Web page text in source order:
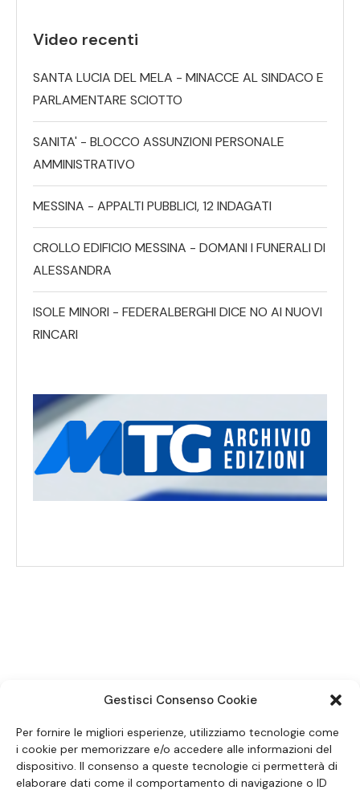
Gestisci Consenso Cookie
Per fornire le migliori esperienze, utilizziamo tecnologie come
i cookie per memorizzare e/o accedere alle informazioni del
dispositivo. Il consenso a queste tecnologie ci permetterà di
elaborare dati come il comportamento di navigazione o ID
Video recenti
SANTA LUCIA DEL MELA - MINACCE AL SINDACO E
PARLAMENTARE SCIOTTO
SANITA' - BLOCCO ASSUNZIONI PERSONALE
AMMINISTRATIVO
MESSINA - APPALTI PUBBLICI, 12 INDAGATI
CROLLO EDIFICIO MESSINA - DOMANI I FUNERALI DI
ALESSANDRA
ISOLE MINORI - FEDERALBERGHI DICE NO AI NUOVI
RINCARI